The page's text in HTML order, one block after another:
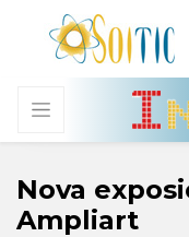
Nova
Ampliart